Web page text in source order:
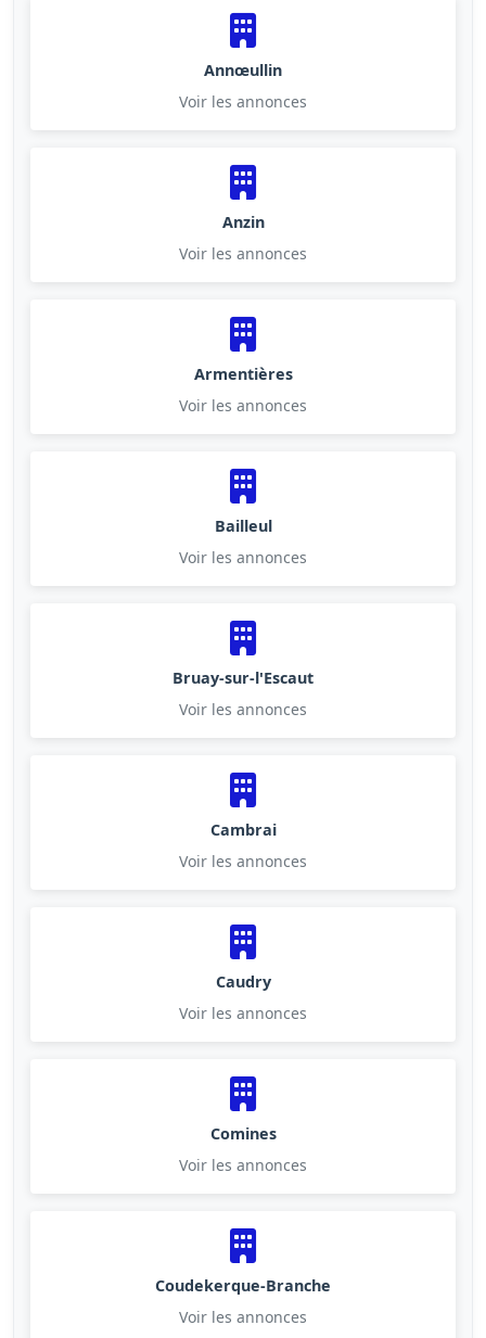
Annœullin
Voir les annonces
Anzin
Voir les annonces
Armentières
Voir les annonces
Bailleul
Voir les annonces
Bruay-sur-l'Escaut
Voir les annonces
Cambrai
Voir les annonces
Caudry
Voir les annonces
Comines
Voir les annonces
Coudekerque-Branche
Voir les annonces